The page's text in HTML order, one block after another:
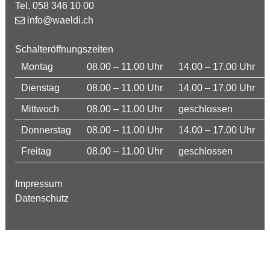
Tel. 058 346 10 00
info@waeldi.ch
Schalteröffnungszeiten
Montag
08.00 – 11.00 Uhr 14.00 – 17.00 Uhr
Dienstag 08.00 – 11.00 Uhr 14.00 – 17.00 Uhr
Mittwoch 08.00 – 11.00 Uhr geschlossen
Donnerstag 08.00 – 11.00 Uhr 14.00 – 17.00 Uhr
Freitag 08.00 – 11.00 Uhr geschlossen
Impressum
Datenschutz